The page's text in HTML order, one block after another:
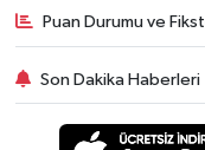
Puan Durumu ve
Son Dakika Haberleri